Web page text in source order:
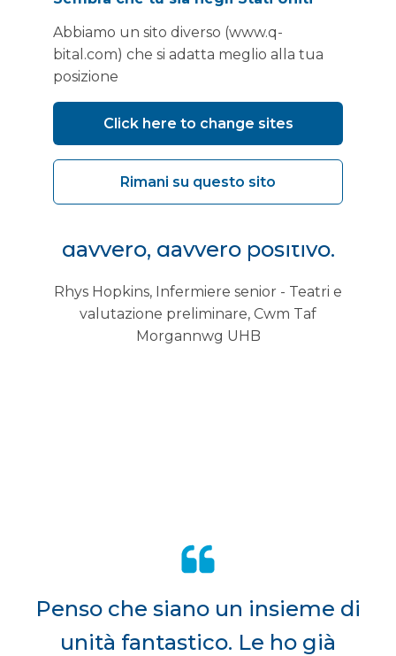
situazione tramite codici QR,
telefonate, pre e post
operatori, e i pazienti si sono
dimostrati davvero elogiativi.
È anche un reparto molto
fresco e dall'aspetto nuovo;
davvero, davvero positivo.
Rhys Hopkins, Infermiere senior - Teatri e
valutazione preliminare, Cwm Taf
Morgannwg UHB
Penso che siano un insieme di
unità fantastico. Le ho già
Abbiamo un sito diverso (www.q-
bital.com) che si adatta meglio alla tua
posizione
Click here to change sites
Rimani su questo sito